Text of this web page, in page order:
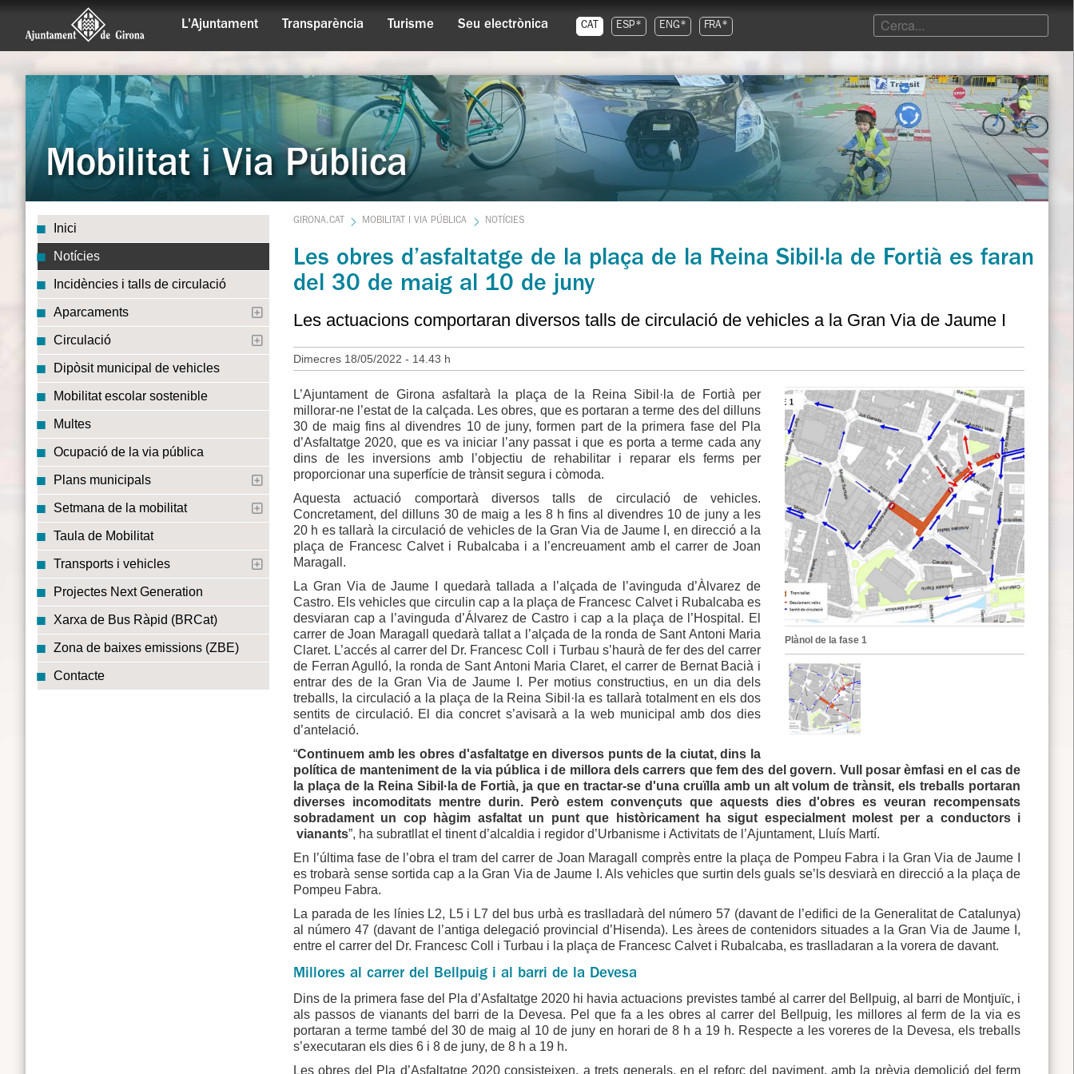
L'Ajuntament Transparència Turisme Seu electrònica CAT ESP* ENG* FRA*
Mobilitat i Via Pública
Inici
Notícies
Incidències i talls de circulació
Aparcaments
Circulació
Dipòsit municipal de vehicles
Mobilitat escolar sostenible
Multes
Ocupació de la via pública
Plans municipals
Setmana de la mobilitat
Taula de Mobilitat
Transports i vehicles
Projectes Next Generation
Xarxa de Bus Ràpid (BRCat)
Zona de baixes emissions (ZBE)
Contacte
GIRONA.CAT MOBILITAT I VIA PÚBLICA NOTÍCIES
Les obres d’asfaltatge de la plaça de la Reina Sibil·la de Fortià es faran
del 30 de maig al 10 de juny
Les actuacions comportaran diversos talls de circulació de vehicles a la Gran Via de Jaume I
Dimecres 18/05/2022 - 14.43 h
Plànol de la fase 1
L’Ajuntament de Girona asfaltarà la plaça de la Reina Sibil·la de Fortià per
millorar-ne l’estat de la calçada. Les obres, que es portaran a terme des del dilluns
30 de maig fins al divendres 10 de juny, formen part de la primera fase del Pla
d’Asfaltatge 2020, que es va iniciar l’any passat i que es porta a terme cada any
dins de les inversions amb l’objectiu de rehabilitar i reparar els ferms per
proporcionar una superfície de trànsit segura i còmoda.
Aquesta actuació comportarà diversos talls de circulació de vehicles.
Concretament, del dilluns 30 de maig a les 8 h fins al divendres 10 de juny a les
20 h es tallarà la circulació de vehicles de la Gran Via de Jaume I, en direcció a la
plaça de Francesc Calvet i Rubalcaba i a l’encreuament amb el carrer de Joan
Maragall.
La Gran Via de Jaume I quedarà tallada a l’alçada de l’avinguda d’Àlvarez de
Castro. Els vehicles que circulin cap a la plaça de Francesc Calvet i Rubalcaba es
desviaran cap a l’avinguda d’Álvarez de Castro i cap a la plaça de l’Hospital. El
carrer de Joan Maragall quedarà tallat a l’alçada de la ronda de Sant Antoni Maria
Claret. L’accés al carrer del Dr. Francesc Coll i Turbau s’haurà de fer des del carrer
de Ferran Agulló, la ronda de Sant Antoni Maria Claret, el carrer de Bernat Bacià i
entrar des de la Gran Via de Jaume I. Per motius constructius, en un dia dels
treballs, la circulació a la plaça de la Reina Sibil·la es tallarà totalment en els dos
sentits de circulació. El dia concret s’avisarà a la web municipal amb dos dies
d’antelació.
“Continuem amb les obres d'asfaltatge en diversos punts de la ciutat, dins la
política de manteniment de la via pública i de millora dels carrers que fem des del govern. Vull posar èmfasi en el cas de
la plaça de la Reina Sibil·la de Fortià, ja que en tractar-se d'una cruïlla amb un alt volum de trànsit, els treballs portaran
diverses incomoditats mentre durin. Però estem convençuts que aquests dies d'obres es veuran recompensats
sobradament un cop hàgim asfaltat un punt que històricament ha sigut especialment molest per a conductors i
vianants”, ha subratllat el tinent d’alcaldia i regidor d’Urbanisme i Activitats de l’Ajuntament, Lluís Martí.
En l’última fase de l’obra el tram del carrer de Joan Maragall comprès entre la plaça de Pompeu Fabra i la Gran Via de Jaume I
es trobarà sense sortida cap a la Gran Via de Jaume I. Als vehicles que surtin dels guals se’ls desviarà en direcció a la plaça de
Pompeu Fabra.
La parada de les línies L2, L5 i L7 del bus urbà es traslladarà del número 57 (davant de l’edifici de la Generalitat de Catalunya)
al número 47 (davant de l’antiga delegació provincial d’Hisenda). Les àrees de contenidors situades a la Gran Via de Jaume I,
entre el carrer del Dr. Francesc Coll i Turbau i la plaça de Francesc Calvet i Rubalcaba, es traslladaran a la vorera de davant.
Millores al carrer del Bellpuig i al barri de la Devesa
Dins de la primera fase del Pla d’Asfaltatge 2020 hi havia actuacions previstes també al carrer del Bellpuig, al barri de Montjuïc, i
als passos de vianants del barri de la Devesa. Pel que fa a les obres al carrer del Bellpuig, les millores al ferm de la via es
portaran a terme també del 30 de maig al 10 de juny en horari de 8 h a 19 h. Respecte a les voreres de la Devesa, els treballs
s’executaran els dies 6 i 8 de juny, de 8 h a 19 h.
Les obres del Pla d’Asfaltatge 2020 consisteixen, a trets generals, en el reforç del paviment, amb la prèvia demolició del ferm